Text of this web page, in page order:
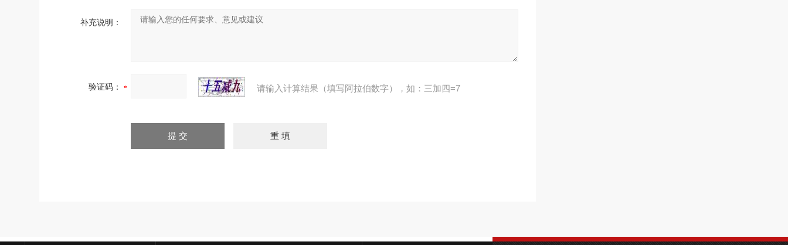
补充说明：
验证码： 请输入计算结果（填写阿拉伯数字），如：三加四=7